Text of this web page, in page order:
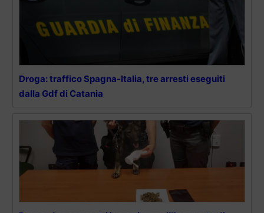
Droga: traffico Spagna-Italia, tre arresti eseguiti
dalla Gdf di Catania